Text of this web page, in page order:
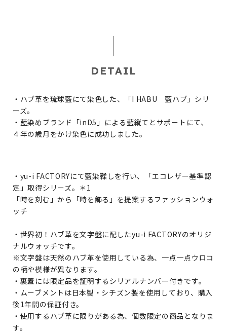
DETAIL
・ハブ革を琉球藍にて染色した、「I HABU 藍ハブ」シリ
ーズ。
・藍染めブランド「inD5」による藍縦てとサポートにて、
４年の歳月をかけ染色に成功しました。
・yu-i FACTORYにて藍染鞣しを行い、「エコレザー基準認
定」取得シリーズ。＊1
「時を刻む」から「時を飾る」を提案するファッションウォ
ッチ
・世界初！ハブ革を文字盤に配したyu-i FACTORYのオリジ
ナルウォッチです。
※文字盤は天然のハブ革を使用している為、一点一点ウロコ
の柄や模様が異なります。
・裏蓋には限定品を証明するシリアルナンバー付きです。
・ムーブメントは日本製・シチズン製を使用しており、購入
後1年間の保証付き。
・使用するハブ革に限りがある為、個数限定の商品となりま
す。